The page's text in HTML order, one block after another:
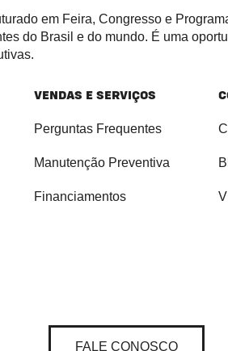
em Feira, Congresso e
do Brasil e do mundo. É uma
VENDAS E SERVIÇOS
Perguntas Frequentes
Manutenção Preventiva
Financiamentos
FALE CONOSCO